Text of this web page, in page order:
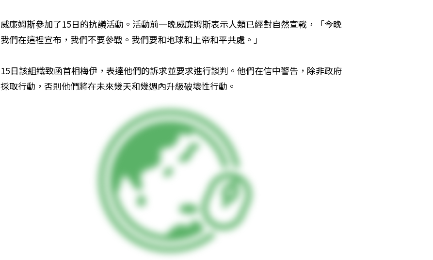
威廉姆斯參加了15日的抗議活動。活動前一晚威廉姆斯表示人類已經對自然宣戰，「今晚
我們在這裡宣布，我們不要參戰。我們要和地球和上帝和平共處。」
15日該組織致函首相梅伊，表達他們的訴求並要求進行談判。他們在信中警告，除非政府
採取行動，否則他們將在未來幾天和幾週內升級破壞性行動。